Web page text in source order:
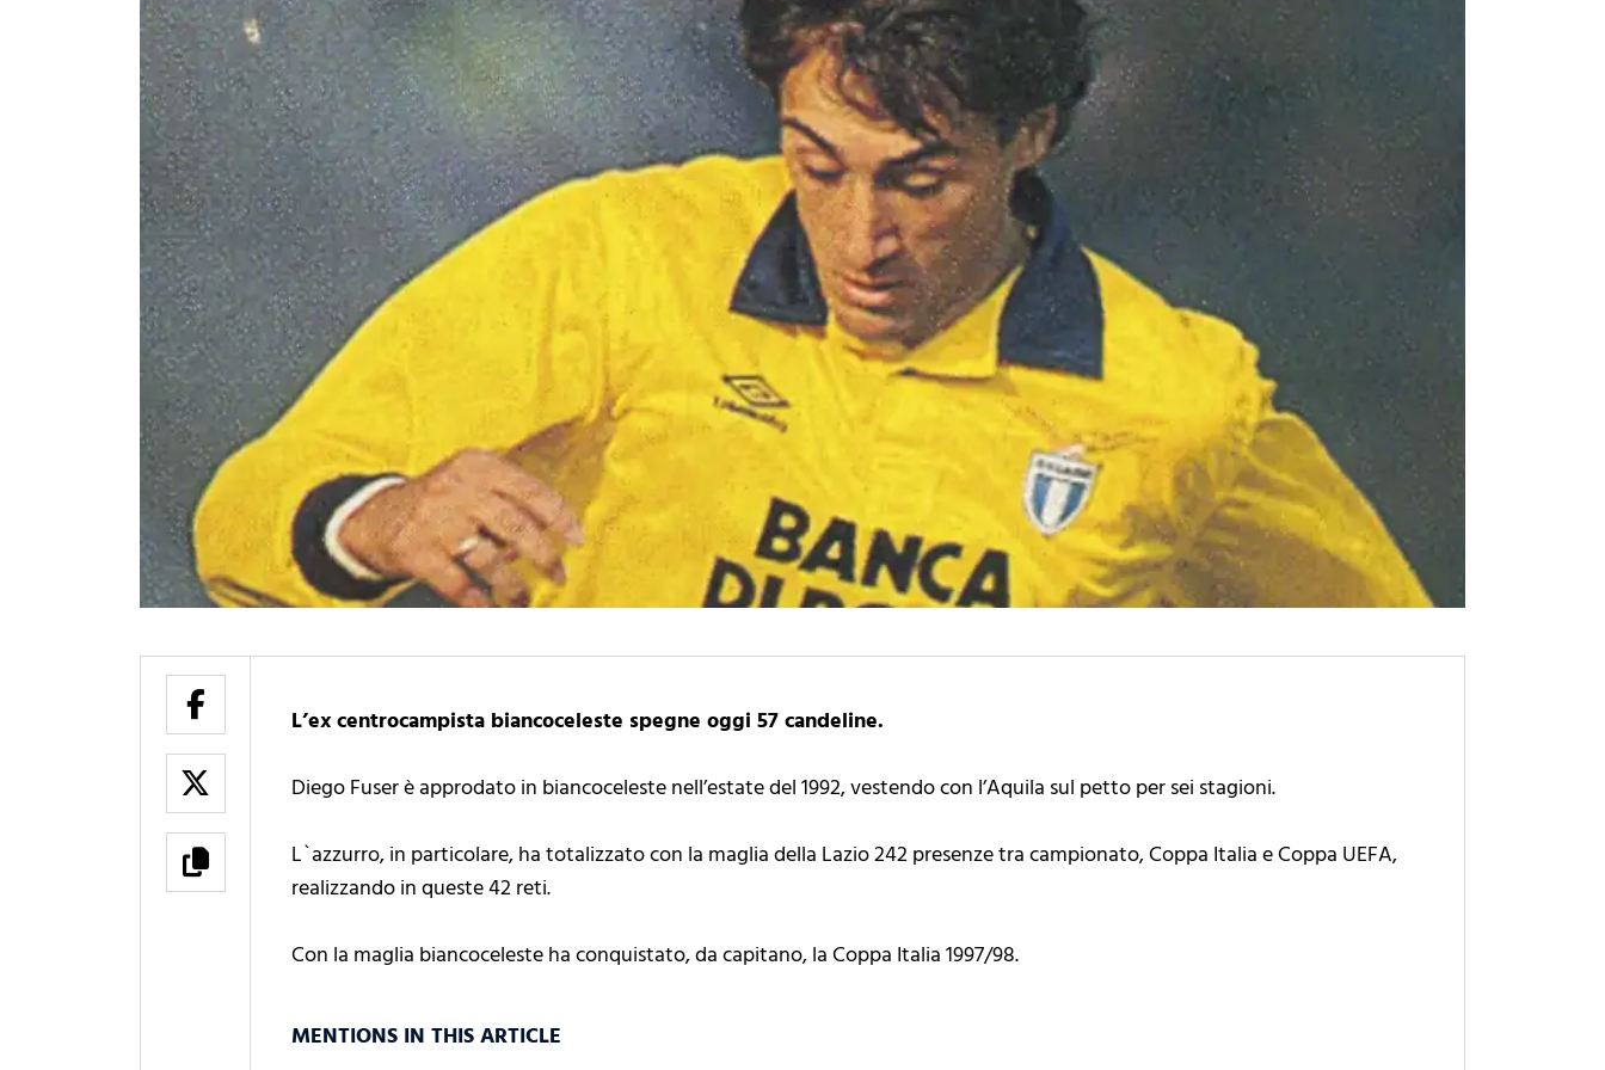
L’ex centrocampista biancoceleste spegne oggi 57 candeline.
Diego Fuser è approdato in biancoceleste nell’estate del 1992, vestendo con l’Aquila sul petto per sei stagioni.
L`azzurro, in particolare, ha totalizzato con la maglia della Lazio 242 presenze tra campionato, Coppa Italia e Coppa UEFA,
realizzando in queste 42 reti.
Con la maglia biancoceleste ha conquistato, da capitano, la Coppa Italia 1997/98.
MENTIONS IN THIS ARTICLE